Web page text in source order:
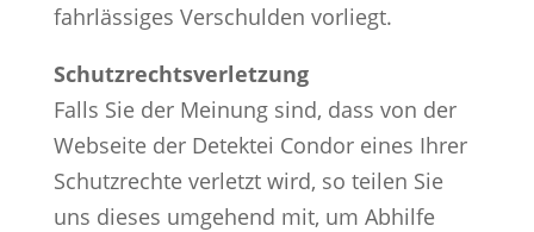
fahrlässiges Verschulden vorliegt.
Schutzrechtsverletzung
Falls Sie der Meinung sind, dass von der
Webseite der Detektei Condor eines Ihrer
Schutzrechte verletzt wird, so teilen Sie
uns dieses umgehend mit, um Abhilfe